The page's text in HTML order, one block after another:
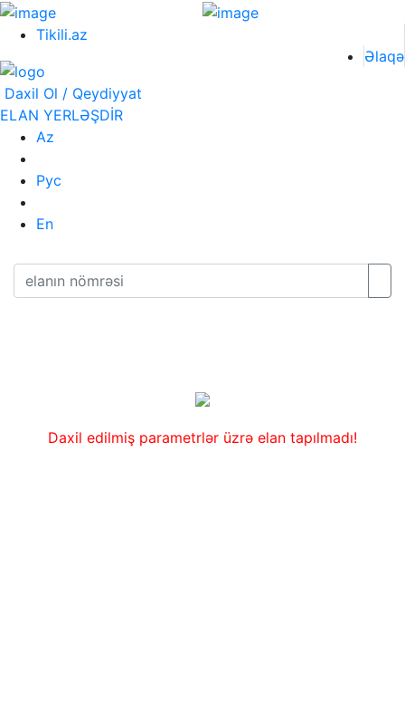
Tikili.az
Əlaqə
Daxil Ol / Qeydiyyat
ELAN YERLƏŞDİR
Az
Рус
En
Daxil edilmiş parametrlər üzrə elan tapılmadı!